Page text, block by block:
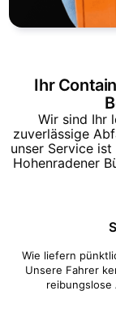
Ihr
Wir sind Ihr
zuverlässige
unser Service
Hohenradener
Wie liefern
Unsere Fahrer
reibungslose